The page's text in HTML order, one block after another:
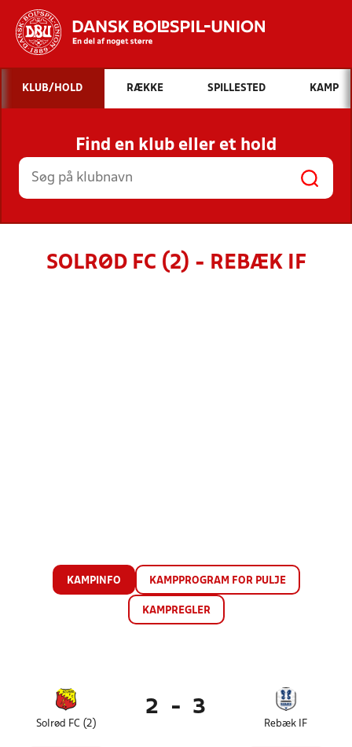
Hvad vil du søge efter?
INDHOLD OG NYHEDER
STILLINGER, RESULTATER, KLUBBER OG
HOLD
KLUB/HOLD RÆKKE SPILLESTED KAMP
Find en klub eller et hold
SOLRØD FC (2) - REBÆK IF
KAMPINFO KAMPPROGRAM FOR PULJE
KAMPREGLER
Solrød FC (2)
2 - 3
Rebæk IF